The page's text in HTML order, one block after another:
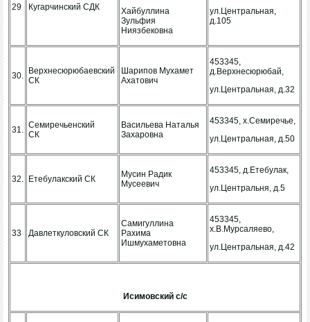
29 Кугарчинский СДК
Хайбуллина
Зульфия
Ниязбековна
ул.Центральная,
д.105
30.
Верхнесюрюбаевский
СК
Шарипов Мухамет
Ахатович
453345,
д.Верхнесюрюбай,
ул.Центральная, д.32
31. Семиречьенский
СК
Васильева Наталья
Захаровна
453345, х.Семиречье,
ул.Центральная, д.50
32. Етебулакский СК
Мусин Радик
Мусеевич
453345, д.Етебулак,
ул.Центральня, д.5
33 Давлеткуловский СК
Самигуллина
Рахима
Ишмухаметовна
453345,
х.В.Мурсаляево,
ул.Центральная, д.42
Исимовский с/с